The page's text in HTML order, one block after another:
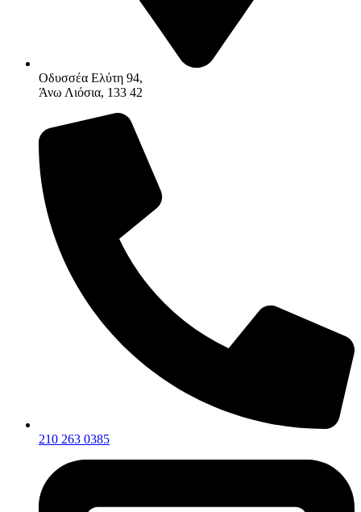
Οδυσσέα Ελύτη 94,
Άνω Λιόσια, 133 42
210 263 0385